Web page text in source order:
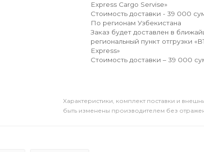
Express Cargo Servise»
Стоимость доставки - 39 000
По регионам Узбекистана
Заказ будет доставлен в
региональный пункт отгрузки
Express»
Стоимость доставки – 39 000
Xарактеристики, комплект поставки и
быть изменены производителем без